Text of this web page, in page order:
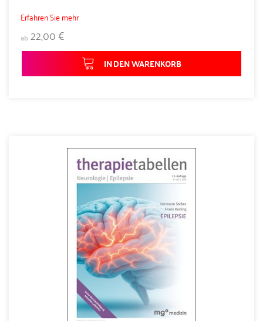
Erfahren Sie mehr
ab22,00 €
IN DEN WARENKORB